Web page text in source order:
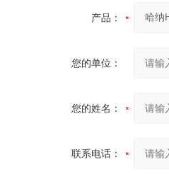
产品：
您的单位：
您的姓名：
联系电话：